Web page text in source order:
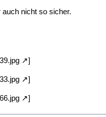
nicht so sicher.
]
]
]